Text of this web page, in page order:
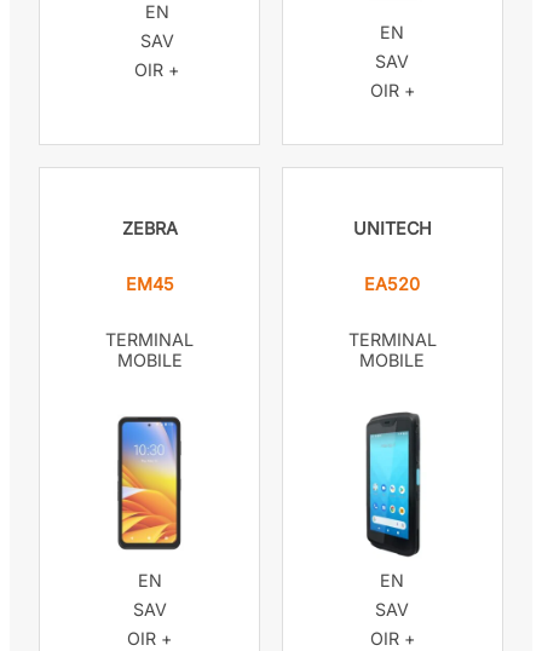
EN
SAV
OIR +
EN
SAV
OIR +
ZEBRA
EM45
TERMINAL
MOBILE
EN
SAV
OIR +
UNITECH
EA520
TERMINAL
MOBILE
EN
SAV
OIR +